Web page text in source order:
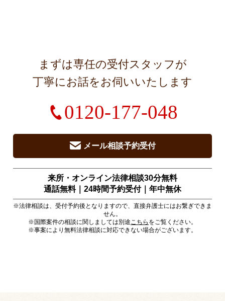
まずは専任の受付スタッフが
丁寧にお話をお伺いいたします
0120-177-048
メール相談予約受付
来所・オンライン法律相談30分無料
通話無料｜24時間予約受付｜ 年中無休
※法律相談は、受付予約後となりますので、直接弁護士にはお繋ぎできま
せん。
※国際案件の相談に関しましては別途こちら をご覧ください。
※事案により無料法律相談に対応できない場合がございます。